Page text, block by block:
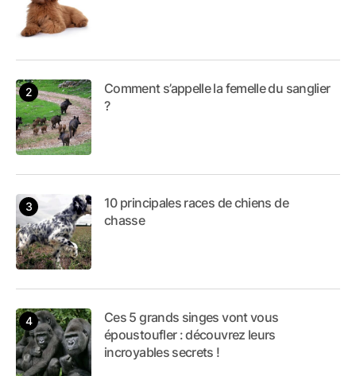
Comment s’appelle la femelle du sanglier
?
10 principales races de chiens de
chasse
Ces 5 grands singes vont vous
époustoufler : découvrez leurs
incroyables secrets !